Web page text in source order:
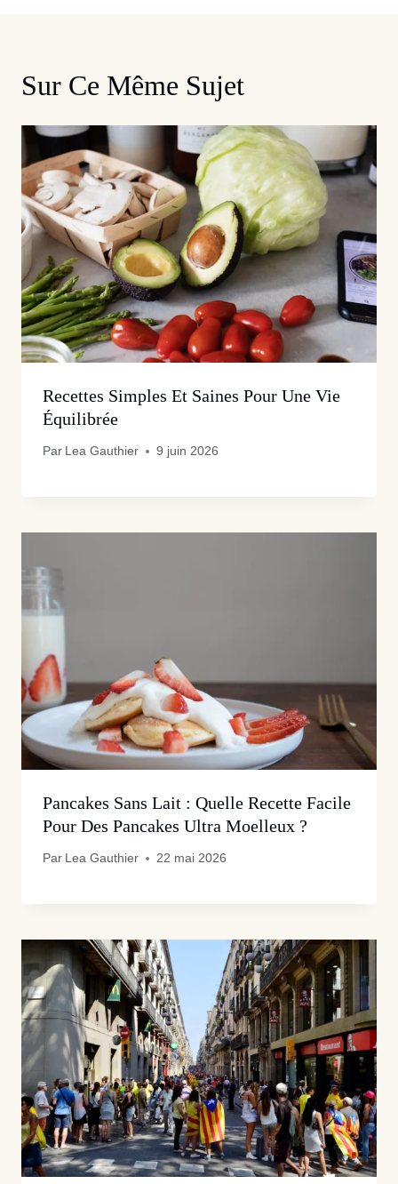
Sur Ce Même Sujet
Recettes Simples Et Saines Pour Une Vie
Équilibrée
Par Lea Gauthier 9 juin 2026
Pancakes Sans Lait : Quelle Recette Facile
Pour Des Pancakes Ultra Moelleux ?
Par Lea Gauthier 22 mai 2026